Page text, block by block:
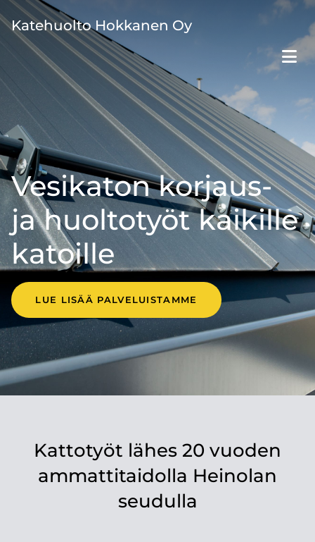
Katehuolto Hokkanen Oy
Vesikaton korjaus-
ja huoltotyöt kaikille
katoille
LUE LISÄÄ PALVELUISTAMME
Kattotyöt lähes 20 vuoden
ammattitaidolla Heinolan
seudulla